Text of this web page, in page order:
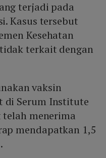
terjadi pada
Kasus tersebut
Kesehatan
terkait dengan
vaksin
di Serum Institute
telah menerima
mendapatkan 1,5